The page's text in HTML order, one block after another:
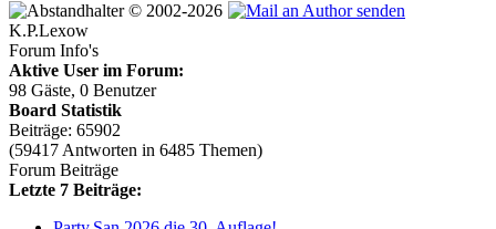
© 2002-2026
K.P.Lexow
Forum Info's
Aktive User im Forum:
98 Gäste, 0 Benutzer
Board Statistik
Beiträge: 65902
(59417 Antworten in 6485 Themen)
Forum Beiträge
Letzte 7 Beiträge: